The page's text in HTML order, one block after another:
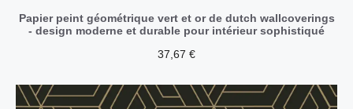
Papier peint géométrique vert et or de dutch wallcoverings
- design moderne et durable pour intérieur sophistiqué
37,67 €